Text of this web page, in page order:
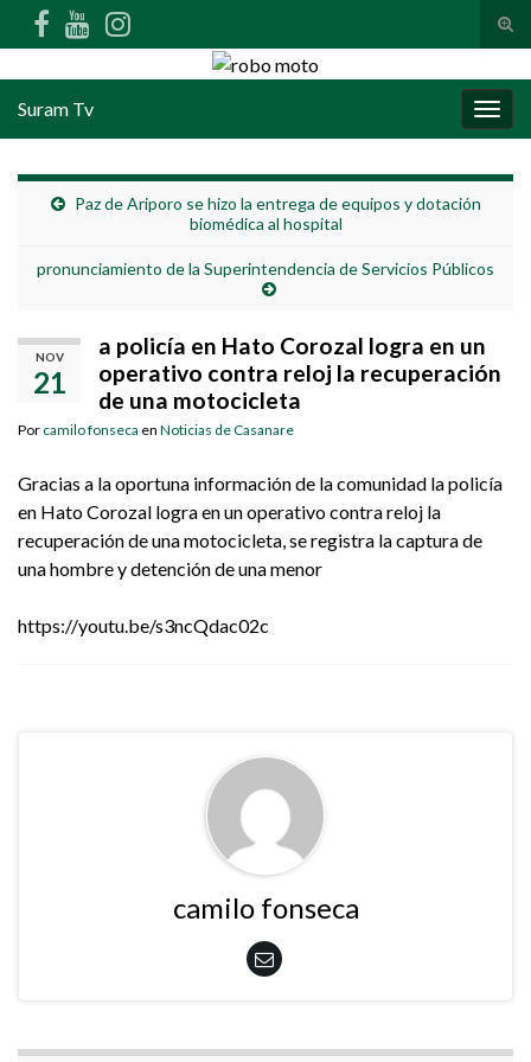
Suram Tv
Paz de Ariporo se hizo la entrega de equipos y dotación
biomédica al hospital
pronunciamiento de la Superintendencia de Servicios Públicos
NOV
21
a policía en Hato Corozal logra en un
operativo contra reloj la recuperación
de una motocicleta
Por camilo fonseca en Noticias de Casanare
Gracias a la oportuna información de la comunidad la policía
en Hato Corozal logra en un operativo contra reloj la
recuperación de una motocicleta, se registra la captura de
una hombre y detención de una menor
https://youtu.be/s3ncQdac02c
camilo fonseca